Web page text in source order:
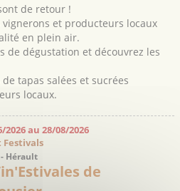
de retour !
et producteurs locaux
en plein air.
de dégustation et découvrez les
tapas salées et sucrées
locaux.
2026 au 28/08/2026
Festivals
Hérault
de